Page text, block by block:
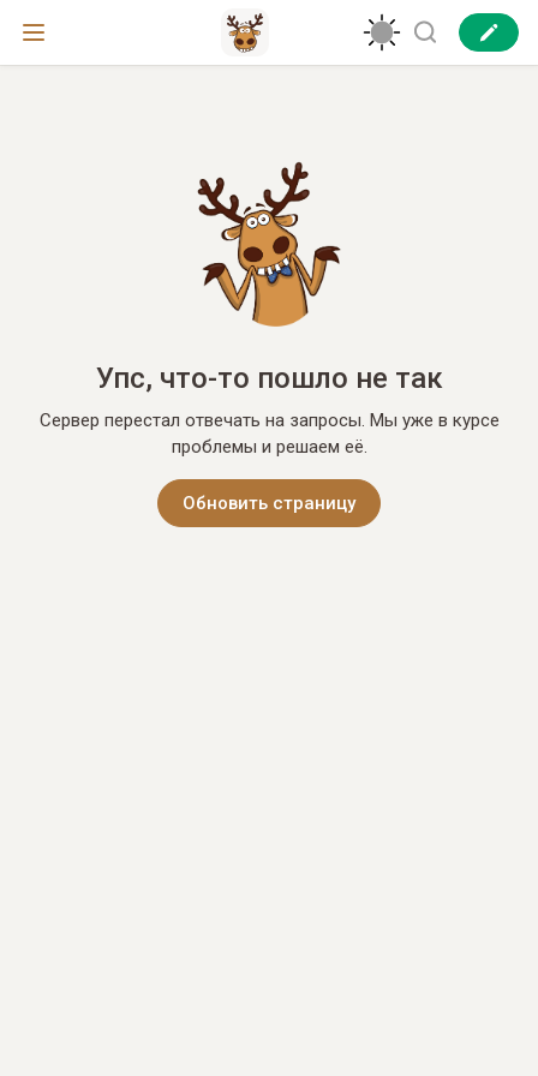
Упс, что-то пошло не так
Сервер перестал отвечать на запросы. Мы уже в курсе
проблемы и решаем её.
Обновить страницу